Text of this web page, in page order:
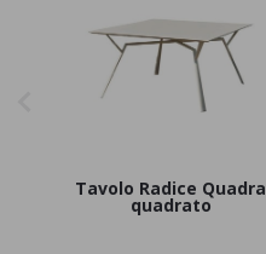
Tavolo Radice Quadra
quadrato